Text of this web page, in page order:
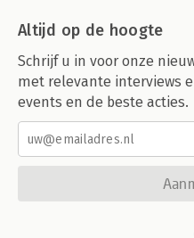
Altijd op de hoogte
Schrijf u in voor onze
met relevante interviews
events en de beste acties.